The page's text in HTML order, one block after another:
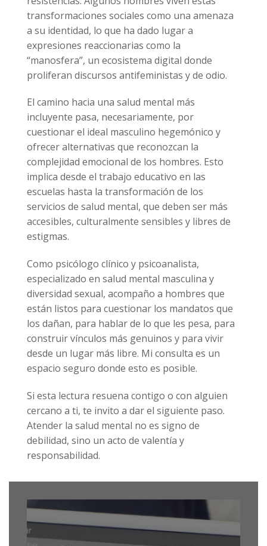
transformaciones sociales como una amenaza
a su identidad, lo que ha dado lugar a
expresiones reaccionarias como la
“manosfera”, un ecosistema digital donde
proliferan discursos antifeministas y de odio.
El camino hacia una salud mental más
incluyente pasa, necesariamente, por
cuestionar el ideal masculino hegemónico y
ofrecer alternativas que reconozcan la
complejidad emocional de los hombres. Esto
implica desde el trabajo educativo en las
escuelas hasta la transformación de los
servicios de salud mental, que deben ser más
accesibles, culturalmente sensibles y libres de
estigmas.
Como psicólogo clínico y psicoanalista,
especializado en salud mental masculina y
diversidad sexual, acompaño a hombres que
están listos para cuestionar los mandatos que
los dañan, para hablar de lo que les pesa, para
construir vínculos más genuinos y para vivir
desde un lugar más libre. Mi consulta es un
espacio seguro donde esto es posible.
Si esta lectura resuena contigo o con alguien
cercano a ti, te invito a dar el siguiente paso.
Atender la salud mental no es signo de
debilidad, sino un acto de valentía y
responsabilidad.